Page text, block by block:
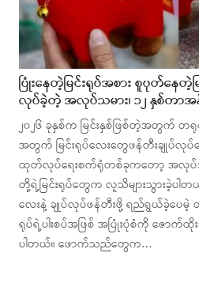
ပြုံးနေတဲ့မြင်းရုပ်အစား စူပုတ်နေတဲ့မ
လုပ်ခဲ့တဲ့ အလုပ်သမား၊ ၁၂ နှစ်တာအန်ပ
၂၀၂၆ ခုနှစ်က မြင်းနှစ်ဖြစ်တဲ့အတွက်
အတွက် မြင်းရုပ်လေးတွေဖန်တီးချုပ်လုပ်ရ
ထုတ်လုပ်ရေးစက်ရုံတစ်ခုကတော့ အလုပ်သ
တို့ရဲ့မြင်းရုပ်တွေက လူသိများသွားခဲ့ပါတယ်
လေးနဲ့ ချုပ်လုပ်ဖန်တီးဖို့ ရည်ရွယ်ခဲ့ပေမဲ့
ရုပ်ရဲ့ပါးစပ်အဖြစ် အပြုံးပုံစံကို ဇောက်
ပါတယ်။ ဖောက်သည်တွေက…